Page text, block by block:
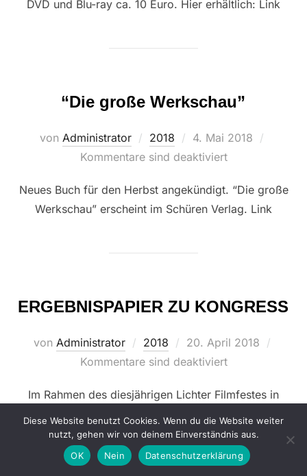
DVD und Blu-ray ca. 10 Euro. Hier erhältlich: Link
“Die große Werkschau”
von Administrator 2018
Veröffentlicht
am
4. Mai 2018
Kommentare sind deaktiviert
Neues Buch für den Herbst angekündigt. “Die große
Werkschau” erscheint im Schüren Verlag. Link
ERGEBNISPAPIER ZU KONGRESS
von Administrator 2018
Veröffentlicht
am
20. April 2018
Kommentare sind deaktiviert
Im Rahmen des diesjährigen Lichter Filmfestes in
deutscher Film statt. Artikel auf kino-zeit.de: Link
Diese Website benutzt Cookies. Wenn du die Website weiter
nutzt, gehen wir von deinem Einverständnis aus.
OK
Nein Datenschutzerklärung